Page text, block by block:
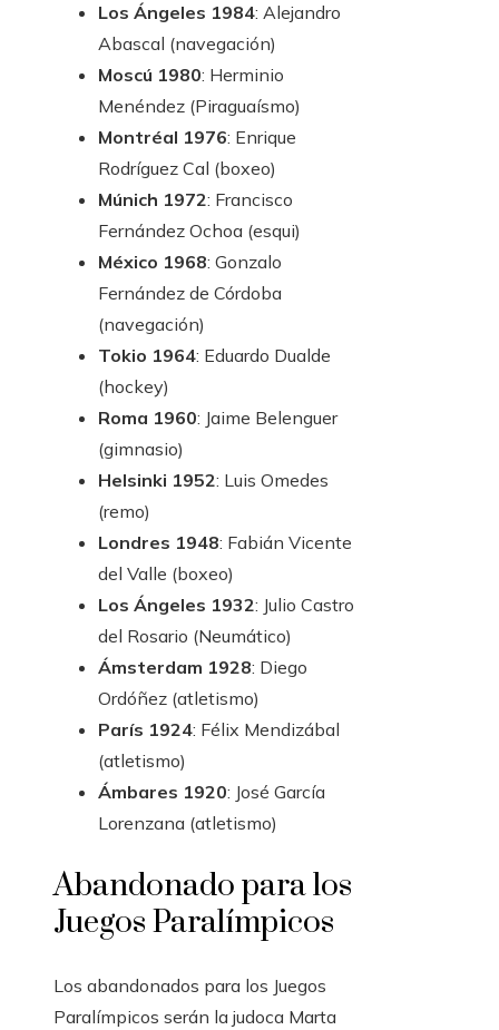
Los Ángeles 1984: Alejandro
Abascal (navegación)
Moscú 1980: Herminio
Menéndez (Piraguaísmo)
Montréal 1976: Enrique
Rodríguez Cal (boxeo)
Múnich 1972: Francisco
Fernández Ochoa (esqui)
México 1968: Gonzalo
Fernández de Córdoba
(navegación)
Tokio 1964: Eduardo Dualde
(hockey)
Roma 1960: Jaime Belenguer
(gimnasio)
Helsinki 1952: Luis Omedes
(remo)
Londres 1948: Fabián Vicente
del Valle (boxeo)
Los Ángeles 1932: Julio Castro
del Rosario (Neumático)
Ámsterdam 1928: Diego
Ordóñez (atletismo)
París 1924: Félix Mendizábal
(atletismo)
Ámbares 1920: José García
Lorenzana (atletismo)
Abandonado para los
Juegos Paralímpicos
Los abandonados para los Juegos
Paralímpicos serán la judoca Marta